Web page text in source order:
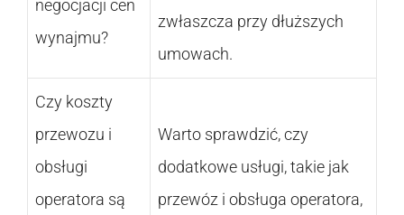
negocjacji cen
wynajmu?
zwłaszcza przy dłuższych
umowach.
Czy koszty
przewozu i
obsługi
operatora są
Warto sprawdzić, czy
dodatkowe usługi, takie jak
przewóz i obsługa operatora,